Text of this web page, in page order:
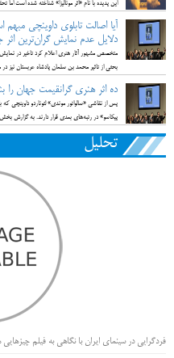
این پدیده با نام «‌اثر مونالیزا» شناخته شده است اما
آیا اصالت تابلوی داوینچی
دلایل عدم نمایش گران‌ترین
متخصص مشهور آثار هنری اعلام کرد تاخیر در
بحثی از تاثیر محمد بن سلمان پادشاه عربستان
ده اثر هنری گرانقیمت جهان را
پس از نقاشی «سالواتور موندی» لئوناردو داوینچی که
پیکاسو» در رتبه‌های بعدی قرار دارند. به گزارش
تحلیل
فردگرایی در سینمای ایران با نگاهی به فیلم